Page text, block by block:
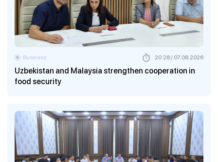
Uzbekistan and Malaysia strengthen cooperation in
food security
Business 20:28 / 07.08.2026